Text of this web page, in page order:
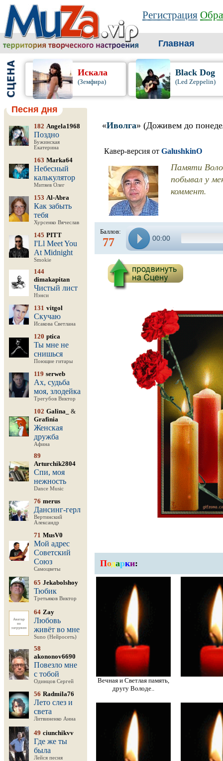
Регистрация
Главная
Искала
(Земфира)
Black Dog
(Led Zeppelin)
Песня дня
182 Angela1968
Поздно
Бужинская
Екатерина
163 Marka64
Небесный
калькулятор
Митяев Олег
153 Al-Abra
Как забыть
тебя
Хурсенко Вячеслав
145 PITT
I'Ll Meet You
At Midnight
Smokie
144
dimakapitan
Чистый лист
Нэнси
131 vitgol
Скучаю
Исакова Светлана
120 ptica
Ты мне не
снишься
Поющие гитары
119 serweb
Ах, судьба
моя, злодейка
Трегубов Виктор
102 Galina_
&
Grafinia
Женская
дружба
Афина
89
Arturchik2804
Спи, моя
нежность
Dance Music
76 merus
Дансинг-герл
Вертинский
Александр
71 MusV0
Мой адрес
Советский
Союз
Самоцветы
65 Jekabolshoy
Тюбик
Третьяков Виктор
64 Zay
Любовь
живёт во мне
Suno (Нейросеть)
58
akononov6690
Повезло мне
с тобой
Одинцов Сергей
56 Radmila76
Лето слез и
света
Литвиненко Анна
49 ciunchikvv
Где же ты
была
Лейся песня
«Иволга» (Доживем до
Кавер-версия от GalushkinO
Памяти
побывал у
коммент.
Баллов:
77 00:00
Подарки:
Вечная и Светлая память,
другу Володе..